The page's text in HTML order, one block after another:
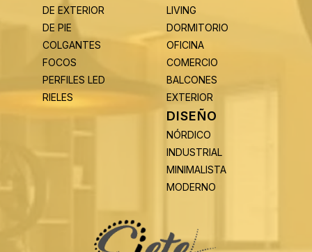
DE EXTERIOR
DE PIE
COLGANTES
FOCOS
PERFILES LED
RIELES
LIVING
DORMITORIO
OFICINA
COMERCIO
BALCONES
EXTERIOR
DISEÑO
NÓRDICO
INDUSTRIAL
MINIMALISTA
MODERNO